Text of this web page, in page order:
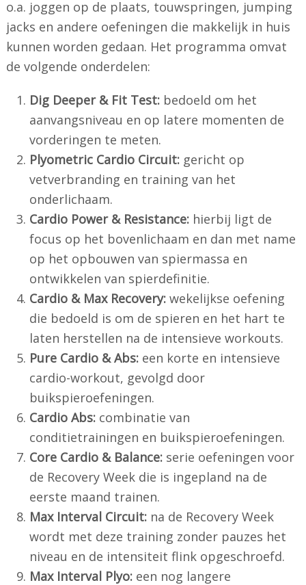
o.a. joggen op de plaats, touwspringen, jumping
jacks en andere oefeningen die makkelijk in huis
kunnen worden gedaan. Het programma omvat
de volgende onderdelen:
Dig Deeper & Fit Test: bedoeld om het
aanvangsniveau en op latere momenten de
vorderingen te meten.
Plyometric Cardio Circuit: gericht op
vetverbranding en training van het
onderlichaam.
Cardio Power & Resistance: hierbij ligt de
focus op het bovenlichaam en dan met name
op het opbouwen van spiermassa en
ontwikkelen van spierdefinitie.
Cardio & Max Recovery: wekelijkse oefening
die bedoeld is om de spieren en het hart te
laten herstellen na de intensieve workouts.
Pure Cardio & Abs: een korte en intensieve
cardio-workout, gevolgd door
buikspieroefeningen.
Cardio Abs: combinatie van
conditietrainingen en buikspieroefeningen.
Core Cardio & Balance: serie oefeningen voor
de Recovery Week die is ingepland na de
eerste maand trainen.
Max Interval Circuit: na de Recovery Week
wordt met deze training zonder pauzes het
niveau en de intensiteit flink opgeschroefd.
Max Interval Plyo: een nog langere